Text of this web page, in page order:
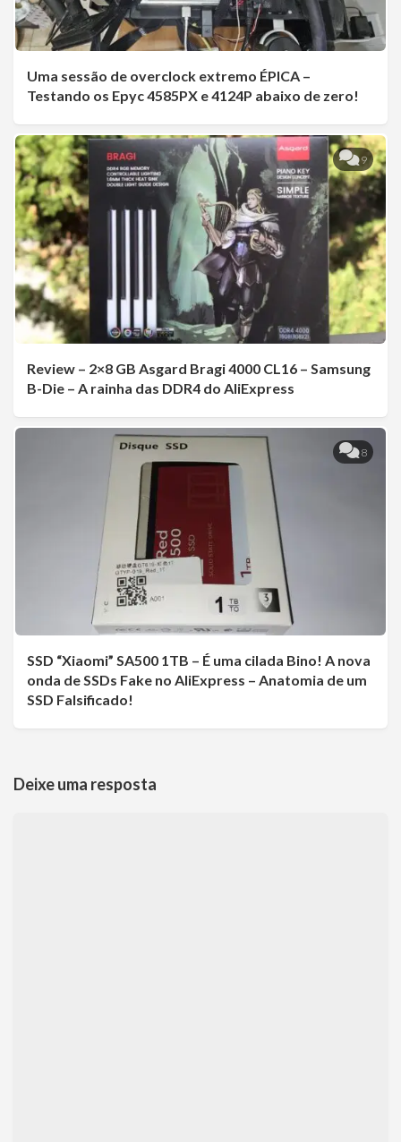
Uma sessão de overclock extremo ÉPICA –
Testando os Epyc 4585PX e 4124P abaixo de zero!
9
Review – 2×8 GB Asgard Bragi 4000 CL16 – Samsung
B-Die – A rainha das DDR4 do AliExpress
8
SSD “Xiaomi” SA500 1TB – É uma cilada Bino! A nova
onda de SSDs Fake no AliExpress – Anatomia de um
SSD Falsificado!
Deixe uma resposta